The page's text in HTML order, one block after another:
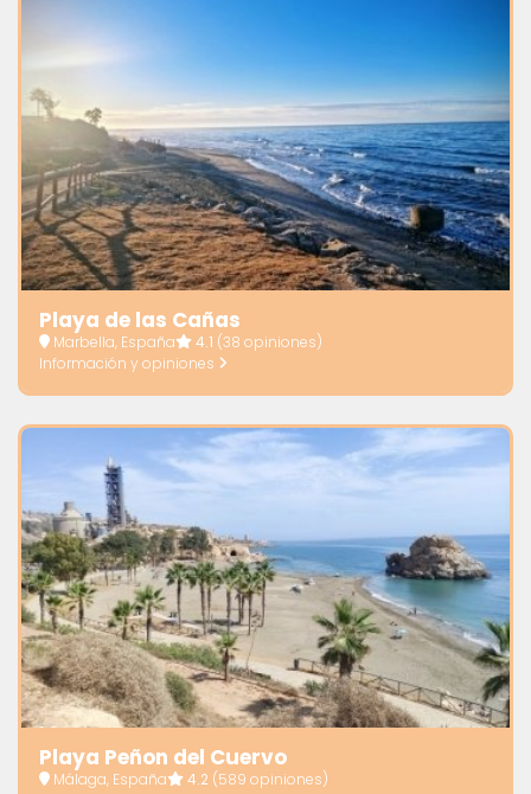
Playa de las Cañas
Marbella, España 4.1 (38 opiniones)
Información y opiniones
Playa Peñon del Cuervo
Málaga, España 4.2(589 opiniones)